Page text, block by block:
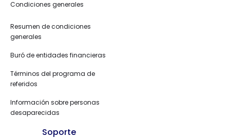
Condiciones generales
Resumen de condiciones
generales
Buró de entidades financieras
Términos del programa de
referidos
Información sobre personas
desaparecidas
Soporte